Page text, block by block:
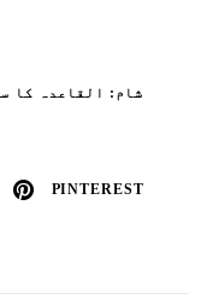
شام: القاعدہ کا
PINTEREST